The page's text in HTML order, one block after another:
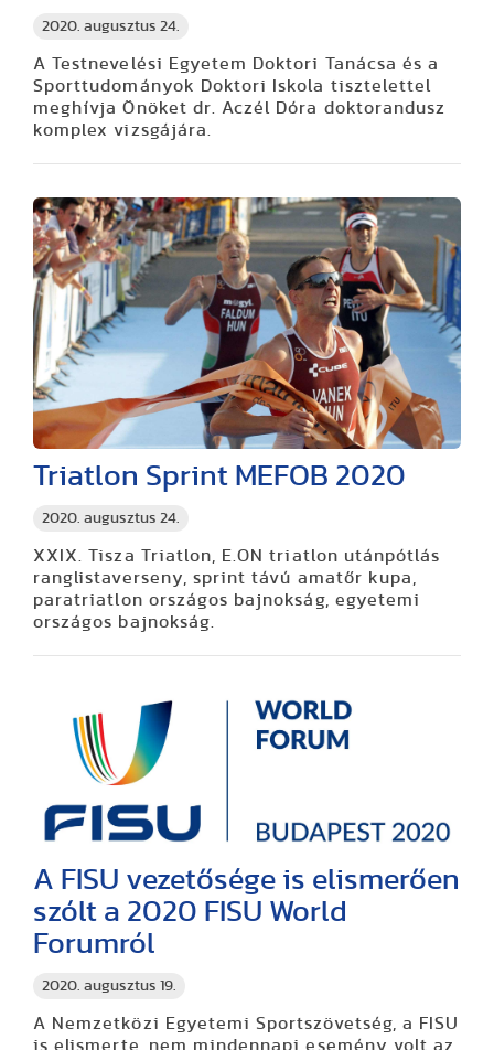
2020. augusztus 24.
A Testnevelési Egyetem Doktori Tanácsa és a
Sporttudományok Doktori Iskola tisztelettel
meghívja Önöket dr. Aczél Dóra doktorandusz
komplex vizsgájára.
2020. augusztus 24.
Triatlon Sprint MEFOB 2020
XXIX. Tisza Triatlon, E.ON triatlon utánpótlás
ranglistaverseny, sprint távú amatőr kupa,
paratriatlon országos bajnokság, egyetemi
országos bajnokság.
2020. augusztus 19.
A FISU vezetősége is elismerően
szólt a 2020 FISU World
Forumról
A Nemzetközi Egyetemi Sportszövetség, a FISU
is elismerte, nem mindennapi esemény volt az